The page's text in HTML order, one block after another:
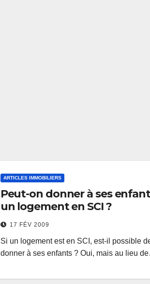
ARTICLES IMMOBILIERS
Peut-on donner à ses
un logement en SCI ?
17 FÉV 2009
Si un logement est en SCI, est-il possible
donner à ses enfants ? Oui, mais au lieu